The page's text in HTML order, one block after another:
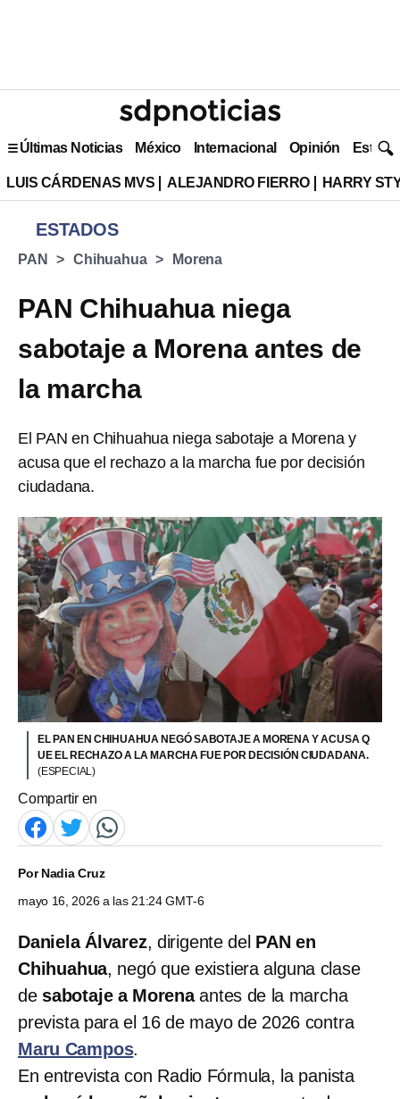
Últimas Noticias México Internacional Opinión Estilo
LUIS CÁRDENAS MVS ALEJANDRO FIERRO HARRY
ESTADOS
PAN Chihuahua Morena
PAN Chihuahua niega
sabotaje a Morena antes de
la marcha
El PAN en Chihuahua niega sabotaje a Morena y
acusa que el rechazo a la marcha fue por decisión
ciudadana.
EL PAN EN CHIHUAHUA NEGÓ SABOTAJE A MORENA Y ACUSA Q
UE EL RECHAZO A LA MARCHA FUE POR DECISIÓN CIUDADANA.
(ESPECIAL)
Compartir en
PorNadia Cruz
mayo 16, 2026 a las 21:24 GMT-6
Daniela Álvarez, dirigente del PAN en
Chihuahua, negó que existiera alguna clase
desabotaje a Morenaantes de la marcha
prevista para el 16 de mayo de 2026 contra
Maru Campos.
En entrevista con Radio Fórmula, la panista